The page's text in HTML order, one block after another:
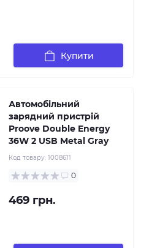
Купити
Автомобільний
зарядний пристрій
Proove Double Energy
36W 2 USB Metal Gray
Код товару: 1008611
0
469 грн.